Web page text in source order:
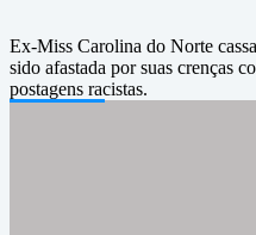
Ex-Miss Carolina do Norte
sido afastada por suas crenças
postagens racistas.